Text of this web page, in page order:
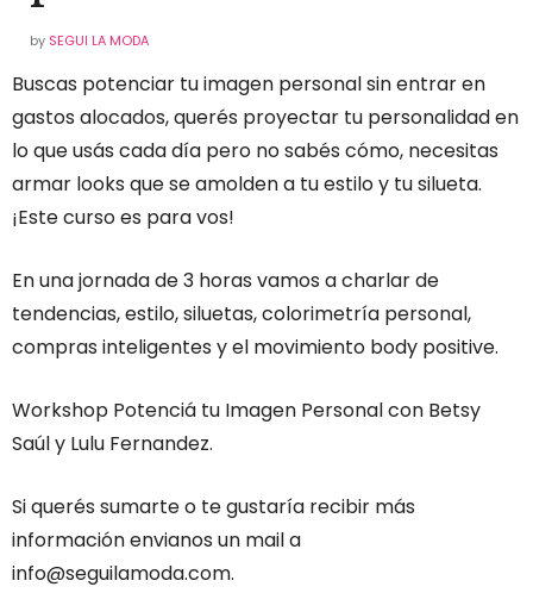
by SEGUI LA MODA
Buscas potenciar tu imagen personal sin entrar en
gastos alocados, querés proyectar tu personalidad en
lo que usás cada día pero no sabés cómo, necesitas
armar looks que se amolden a tu estilo y tu silueta.
¡Este curso es para vos!
En una jornada de 3 horas vamos a charlar de
tendencias, estilo, siluetas, colorimetría personal,
compras inteligentes y el movimiento body positive.
Workshop Potenciá tu Imagen Personal con Betsy
Saúl y Lulu Fernandez.
Si querés sumarte o te gustaría recibir más
información envianos un mail a
info@seguilamoda.com.